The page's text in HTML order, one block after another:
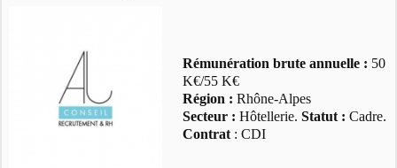
Rémunération brute annuelle : 50
K€/55 K€
Région : Rhône-Alpes
Secteur : Hôtellerie. Statut : Cadre.
Contrat: CDI